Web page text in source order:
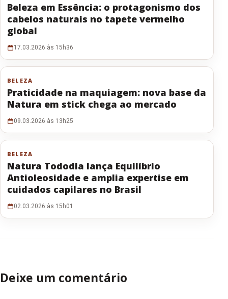
Beleza em Essência: o protagonismo dos
cabelos naturais no tapete vermelho
global
17.03.2026 às 15h36
BELEZA
Praticidade na maquiagem: nova base da
Natura em stick chega ao mercado
09.03.2026 às 13h25
BELEZA
Natura Tododia lança Equilíbrio
Antioleosidade e amplia expertise em
cuidados capilares no Brasil
02.03.2026 às 15h01
Deixe um comentário